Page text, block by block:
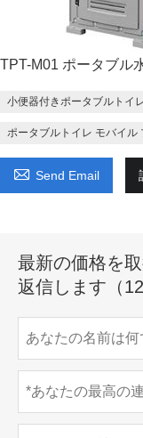
TPT-M01 ポータブル
小便器付きポータブルトイ
ポータブルトイレ モバイル
 Send Email
最新の価格を
返信します（